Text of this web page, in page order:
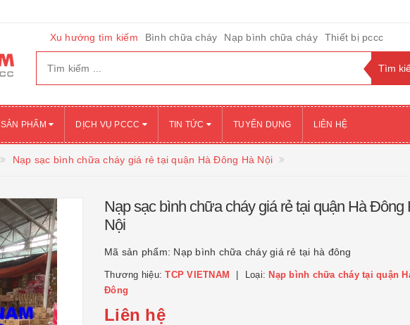
Xu hướng tìm kiếm Bình chữa cháy Nạp bình chữa cháy Thiết bị pccc
SẢN PHẨM DỊCH VỤ PCCC TIN TỨC TUYỂN DỤNG LIÊN HỆ
Nạp sạc bình chữa cháy giá rẻ tại quận Hà Đông Hà Nội
Nạp sạc bình chữa cháy giá rẻ tại quận Hà Đông
Nội
Mã sản phẩm: Nạp bình chữa cháy giá rẻ tại hà đông
Thương hiệu:TCP VIETNAM Loại: Nạp bình chữa cháy tại quận
Đông
Liên hệ